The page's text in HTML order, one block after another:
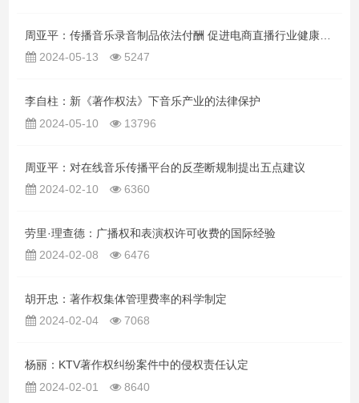
2024-05-13
5247
李自柱：新《著作权法》下音乐产业的法律保护
2024-05-10
13796
周亚平：对在线音乐传播平台的反垄断规制提出五点建议
2024-02-10
6360
劳里·理查德：广播权和表演权许可收费的国际经验
2024-02-08
6476
胡开忠：著作权集体管理费率的科学制定
2024-02-04
7068
杨丽：KTV著作权纠纷案件中的侵权责任认定
2024-02-01
8640